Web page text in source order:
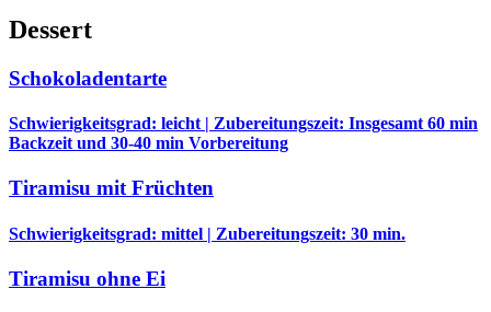
Dessert
Schokoladentarte
Schwierigkeitsgrad: leicht | Zubereitungszeit: Insgesamt 60 min
Backzeit und 30-40 min Vorbereitung
Tiramisu mit Früchten
Schwierigkeitsgrad: mittel | Zubereitungszeit: 30 min.
Tiramisu ohne Ei